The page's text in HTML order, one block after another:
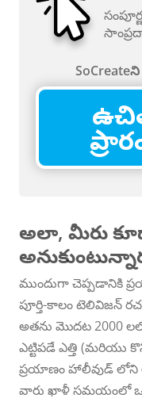
అలా, మీరు
ముందుగా చెప్పడానికి
పూర్తి-కాలం టెలివిజన్
అతను మొదట 2000 లలో
ఎట్టిపడే ఎత్తి (మరియు
ప్రయాణం హాలీవుడ్ లోని
వారు ఖాళీ సమయంలో